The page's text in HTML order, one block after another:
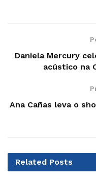
Daniela Mercury
acústico na
Ana Cañas leva o
Related Posts